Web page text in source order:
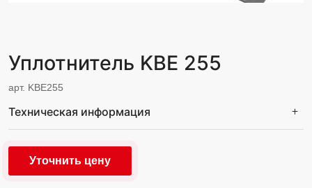
Уплотнитель KBE 255
арт. KBE255
Техническая информация
Уточнить цену